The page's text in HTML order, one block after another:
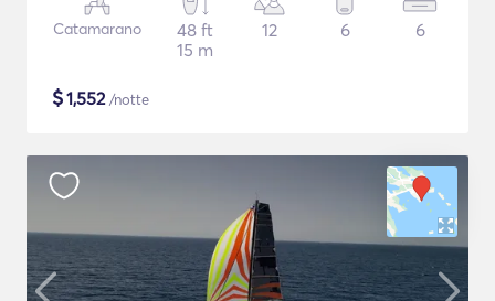
Catamarano
48 ft
15 m
12 6 6
$1,552/notte